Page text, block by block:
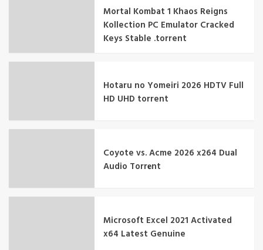
Mortal Kombat 1 Khaos Reigns
Kollection PC Emulator Cracked
Keys Stable .torrent
Hotaru no Yomeiri 2026 HDTV Full
HD UHD torrent
Coyote vs. Acme 2026 x264 Dual
Audio Torr𝐞nt
Microsoft Excel 2021 Activated
x64 Latest Genuine